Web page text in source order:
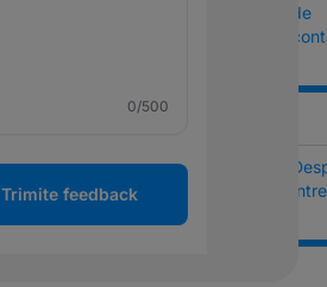
de
0/500
Trimite feedback